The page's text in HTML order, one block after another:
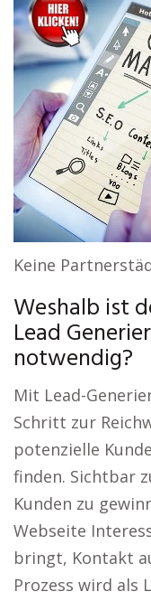
Keine
Weshalb ist
Lead
notwendig?
Mit Lead-
Schritt zur
potenzielle
finden. Sichtbar
Kunden zu
Webseite
bringt, Kontakt
Prozess wird als